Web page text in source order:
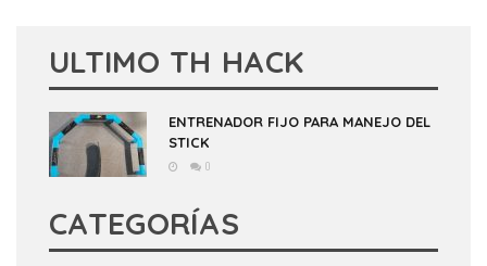
ULTIMO TH HACK
ENTRENADOR FIJO PARA MANEJO DEL
STICK
0
CATEGORÍAS